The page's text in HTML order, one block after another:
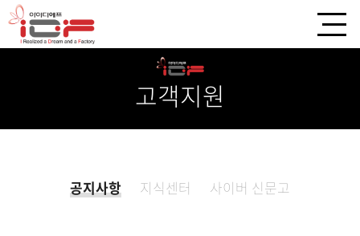
고객지원
공지사항 지식센터 사이버 신문고